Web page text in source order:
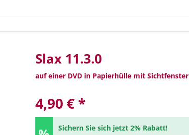
Slax 11.3.0
auf einer DVD in Papierhülle mit Sichtfenster
4,90 € *
Sichern Sie sich jetzt 2% Rabatt!